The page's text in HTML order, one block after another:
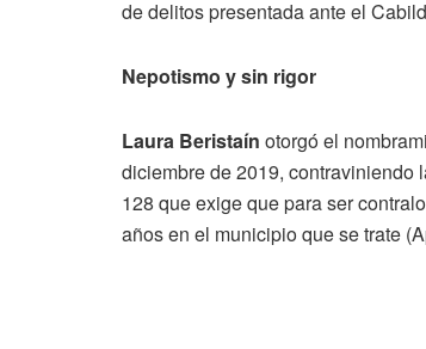
de delitos presentada ante el
Nepotismo y sin rigor
Laura Beristaín otorgó el
diciembre de 2019, contraviniendo
128 que exige que para ser
años en el municipio que se trate